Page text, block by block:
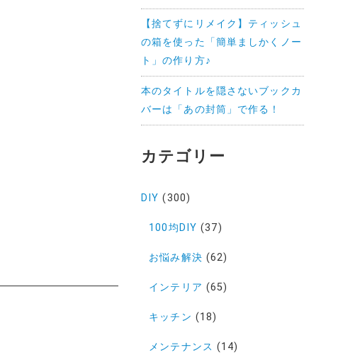
【捨てずにリメイク】ティッシュ
の箱を使った「簡単ましかくノー
ト」の作り方♪
本のタイトルを隠さないブックカ
バーは「あの封筒」で作る！
カテゴリー
DIY (300)
100均DIY (37)
お悩み解決 (62)
インテリア (65)
キッチン (18)
メンテナンス (14)